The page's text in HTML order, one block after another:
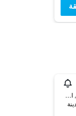
Jl. Raya Natsepa No. 36, امبون, إندونيسيا